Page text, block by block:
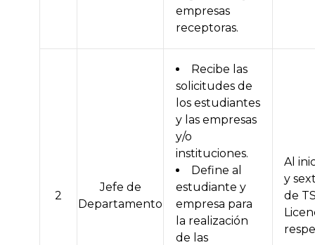
empresas
receptoras.
2
Jefe de
Departamento
Recibe las
solicitudes de
los estudiantes
y las empresas
y/o
instituciones.
Define al
estudiante y
empresa para
la realización
de las
Al
y
de